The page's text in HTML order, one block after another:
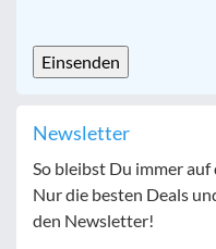
Newsletter
So bleibst Du immer auf
Nur die besten Deals
den Newsletter!